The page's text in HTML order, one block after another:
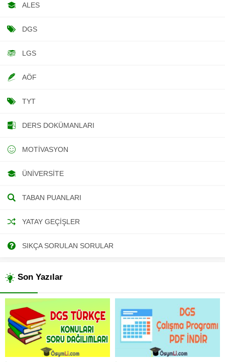
ALES
DGS
LGS
AÖF
TYT
DERS DOKÜMANLARI
MOTIVASYON
ÜNIVERSITE
TABAN PUANLARI
YATAY GEÇIŞLER
SIKÇA SORULAN SORULAR
Son Yazılar